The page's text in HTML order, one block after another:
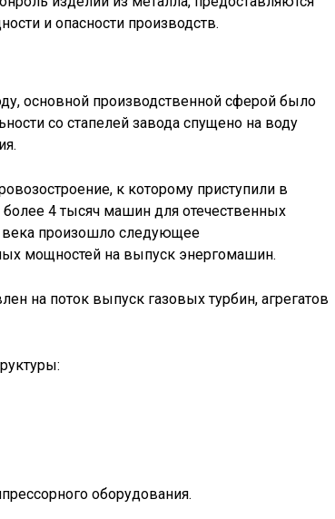
и опасности производств.
основной производственной сферой было
со стапелей завода спущено на воду
к которому приступили в
4 тысяч машин для отечественных
века произошло следующее
мощностей на выпуск энергомашин.
на поток выпуск газовых турбин, агрегатов
оборудования.